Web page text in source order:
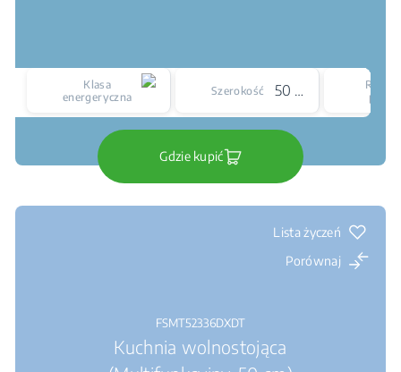
Klasa
energeryczna
Szerokość 50 cm
Rodzaj
płyty
Gdzie kupić
Lista życzeń
Porównaj
FSMT52336DXDT
Kuchnia wolnostojąca